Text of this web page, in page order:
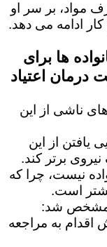
مواد، بر سر او
کار ادامه می دهد.
ها برای
درمان اعتیاد
ناشی از این
یافتن از این
برتر کند.
نیست، چرا که
است.
مشخص شد:
به مراجعه